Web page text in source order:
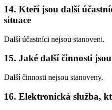
14. Kteří jsou další
situace
Další účastníci nejsou stanoveni.
15. Jaké další činnosti
Další činnosti nejsou stanoveny.
16. Elektronická služba,